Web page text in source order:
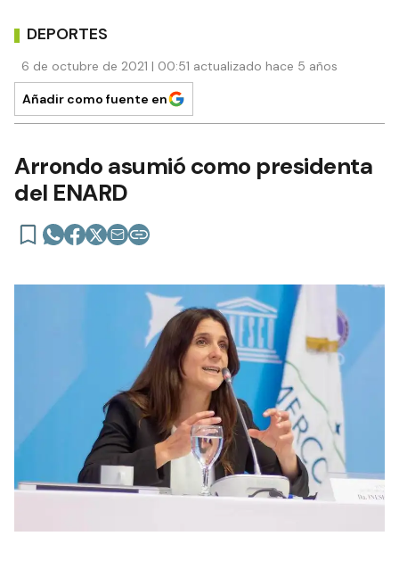
DEPORTES
6 de octubre de 2021 | 00:51 actualizado hace 5 años
Añadir como fuente en
Arrondo asumió como presidenta
del ENARD